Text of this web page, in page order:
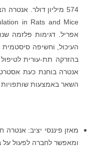
השאר באמצעות
ומאפשר לחברה לפעול על